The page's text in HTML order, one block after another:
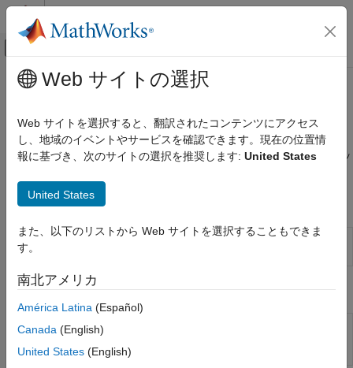
コンテンツへスキップ
オフキャンバス ナビゲーション メ
ドキュメンテーションのホーム
Simscape
Foundation ブロック ライブラリ
カテゴリ
要素
センサー
ユーティリティ
メインコンテンツ
ユーティリティ
流体特性を指定する熱流体環境の基本ブロック
Thermal Liquid Settings (TL)ブロックを使用すると、熱流体ネッ
Simscape ブロック
Thermal Liquid Settings
Physical properties of a thermal
関数
fluidPropertiesThermalLiquid
Web サイトの選択
Web サイトを選択すると、翻訳されたコンテンツにアクセス
し、地域のイベントやサービスを確認できます。現在の位置情
報に基づき、次のサイトの選択を推奨します: United States
United States
また、以下のリストから Web サイトを選択することもできま
す。
南北アメリカ
América Latina (Español)
Canada (English)
United States (English)